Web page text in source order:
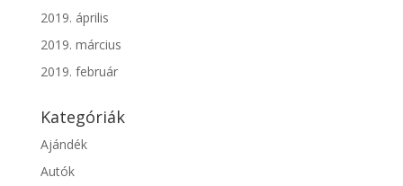
2019. április
2019. március
2019. február
Kategóriák
Ajándék
Autók